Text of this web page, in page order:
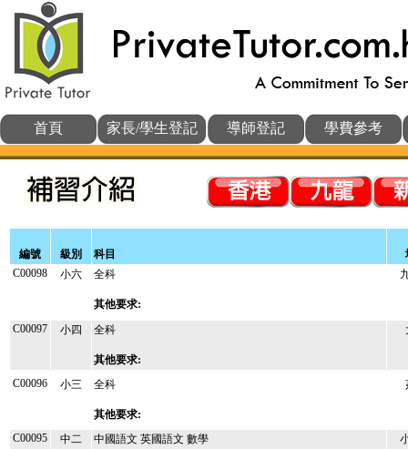
首頁 家長/學生登記 導師登記 學費參考
編號 級別 科目
C00098
小六 全科
其他要求:
C00097 小四 全科
其他要求:
C00096 小三 全科
其他要求:
C00095 中二 中國語文 英國語文 數學